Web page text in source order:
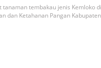
tanaman tembakau jenis Kemloko
dan Ketahanan Pangan